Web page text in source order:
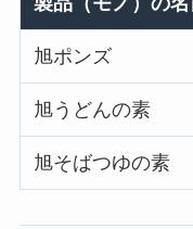
旭ポンズ
旭うどんの素
旭そばつゆの素